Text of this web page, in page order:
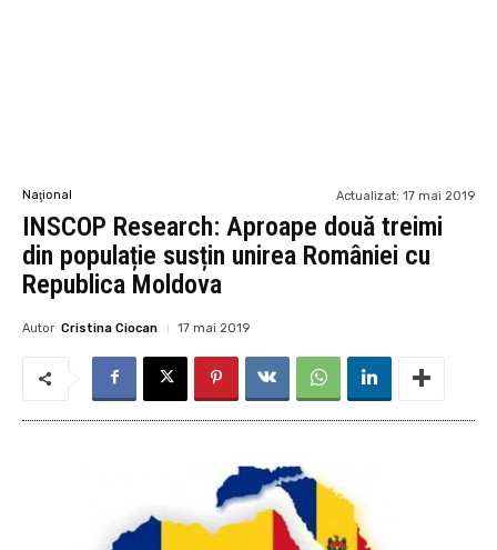
Naţional Actualizat: 17 mai 2019
INSCOP Research: Aproape două treimi
din populație susțin unirea României cu
Republica Moldova
Autor Cristina Ciocan 17 mai 2019